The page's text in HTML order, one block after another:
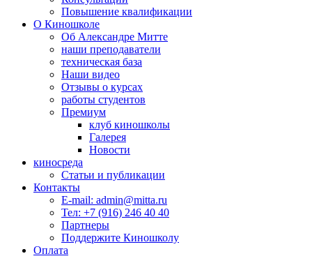
Повышение квалификации
О Киношколе
Об Александре Митте
наши преподаватели
техническая база
Наши видео
Отзывы о курсах
работы студентов
Премиум
клуб киношколы
Галерея
Новости
киносреда
Статьи и публикации
Контакты
E-mail: admin@mitta.ru
Тел: +7 (916) 246 40 40
Партнеры
Поддержите Киношколу
Оплата